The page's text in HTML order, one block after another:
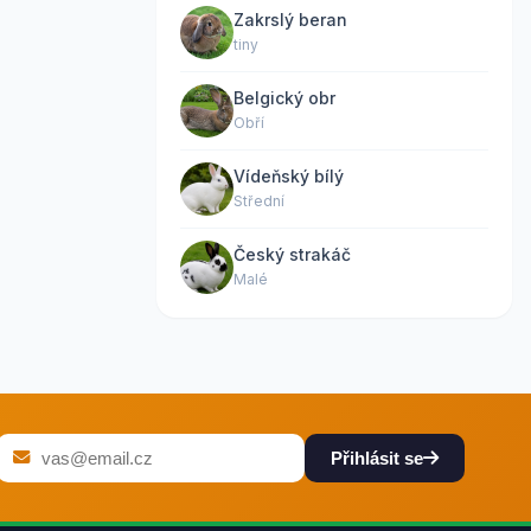
Zakrslý beran
tiny
Belgický obr
Obří
Vídeňský bílý
Střední
Český strakáč
Malé
Přihlásit se